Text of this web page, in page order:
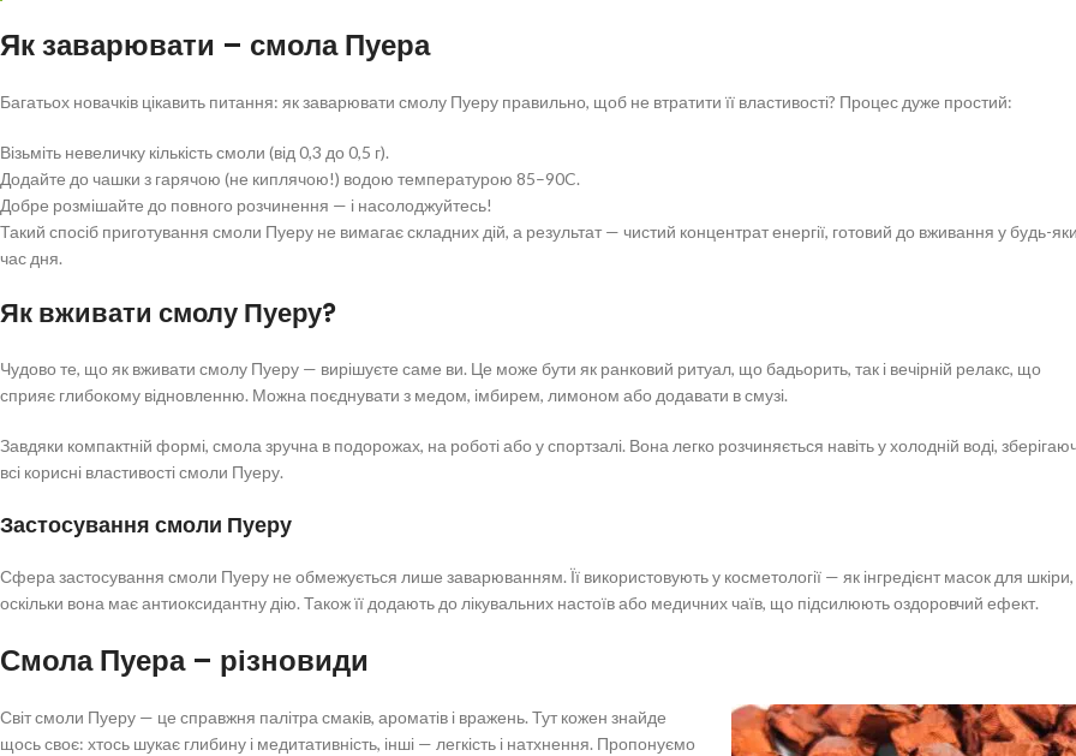
Як заварювати – смола Пуера
Багатьох новачків цікавить питання: як заварювати смолу Пуеру правильно, щоб не втратити її властивості? Процес дуже простий:
Візьміть невеличку кількість смоли (від 0,3 до 0,5 г).
Додайте до чашки з гарячою (не киплячою!) водою температурою 85–90C.
Добре розмішайте до повного розчинення — і насолоджуйтесь!
Такий спосіб приготування смоли Пуеру не вимагає складних дій, а результат — чистий концентрат енергії, готовий до вживання у будь-
час дня.
Як вживати смолу Пуеру?
Чудово те, що як вживати смолу Пуеру — вирішуєте саме ви. Це може бути як ранковий ритуал, що бадьорить, так і вечірній релакс, що
сприяє глибокому відновленню. Можна поєднувати з медом, імбирем, лимоном або додавати в смузі.
Завдяки компактній формі, смола зручна в подорожах, на роботі або у спортзалі. Вона легко розчиняється навіть у холодній воді,
всі корисні властивості смоли Пуеру.
Застосування смоли Пуеру
Сфера застосування смоли Пуеру не обмежується лише заварюванням. Її використовують у косметології — як інгредієнт масок для шкіри,
оскільки вона має антиоксидантну дію. Також її додають до лікувальних настоїв або медичних чаїв, що підсилюють оздоровчий ефект.
Смола Пуера – різновиди
​​Світ смоли Пуеру — це справжня палітра смаків, ароматів і вражень. Тут кожен знайде
щось своє: хтось шукає глибину і медитативність, інші — легкість і натхнення. Пропонуємо